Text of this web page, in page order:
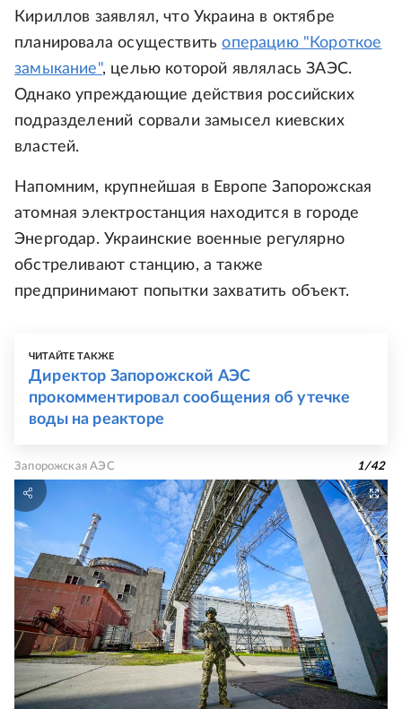
Кириллов заявлял, что Украина в октябре
планировала осуществитьоперацию "Короткое
замыкание", целью которой являлась ЗАЭС.
Однако упреждающие действия российских
подразделений сорвали замысел киевских
властей.
Напомним, крупнейшая в Европе Запорожская
атомная электростанция находится в городе
Энергодар. Украинские военные регулярно
обстреливают станцию, а также
предпринимают попытки захватить объект.
ЧИТАЙТЕ ТАКЖЕ
Директор Запорожской АЭС
прокомментировал сообщения об утечке
воды на реакторе
Запорожская АЭС 1/42